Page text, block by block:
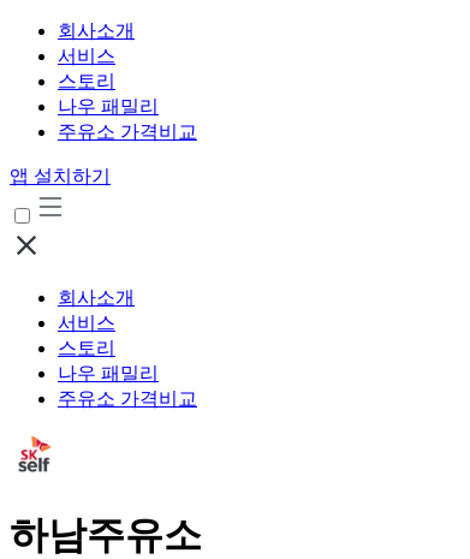
회사소개
서비스
스토리
나우 패밀리
주유소 가격비교
앱 설치하기
회사소개
서비스
스토리
나우 패밀리
주유소 가격비교
하남주유소